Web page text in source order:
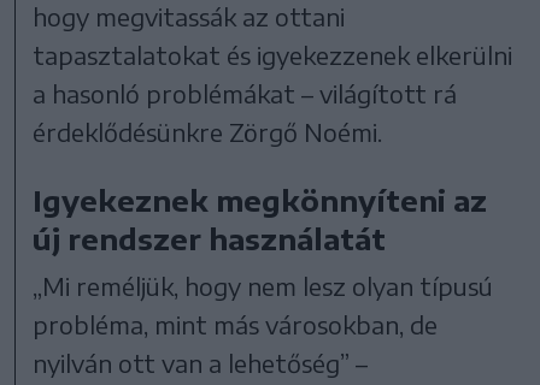
hogy megvitassák az ottani
tapasztalatokat és igyekezzenek elkerülni
a hasonló problémákat – világított rá
érdeklődésünkre Zörgő Noémi.
Igyekeznek megkönnyíteni az
új rendszer használatát
„Mi reméljük, hogy nem lesz olyan típusú
probléma, mint más városokban, de
nyilván ott van a lehetőség” –